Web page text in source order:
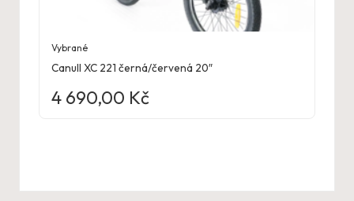
Vybrané
Canull XC 221 černá/červená 20″
4 690,00 Kč